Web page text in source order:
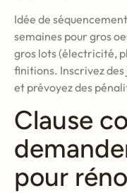
Idée de
semaines pour gros
gros lots (électricité,
finitions. Inscrivez
et prévoyez des
Clause
pour